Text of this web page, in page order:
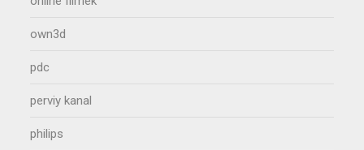
own3d
pdc
perviy kanal
philips